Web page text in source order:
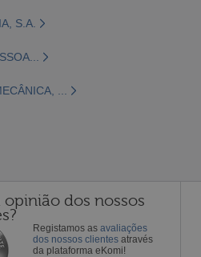
S.A.
...
opinião dos nossos
Registamos as avaliações
dos nossos clientes através
da plataforma eKomi!